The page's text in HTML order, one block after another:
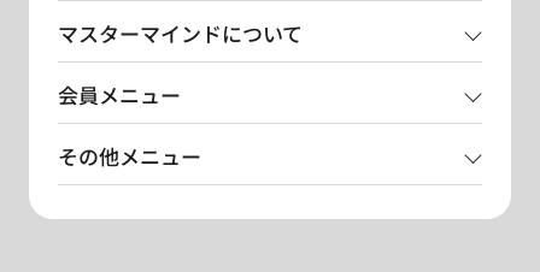
マスターマインドについて
会員メニュー
その他メニュー